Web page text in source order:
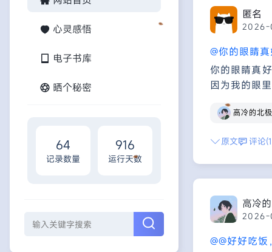
心灵感悟
电子书库
晒个秘密
64
记录数量
916
运行天数
匿名
2026-
@你的眼睛
你的眼睛真
因为我的眼
高冷的北
原文 评论
高冷
@@好好吃